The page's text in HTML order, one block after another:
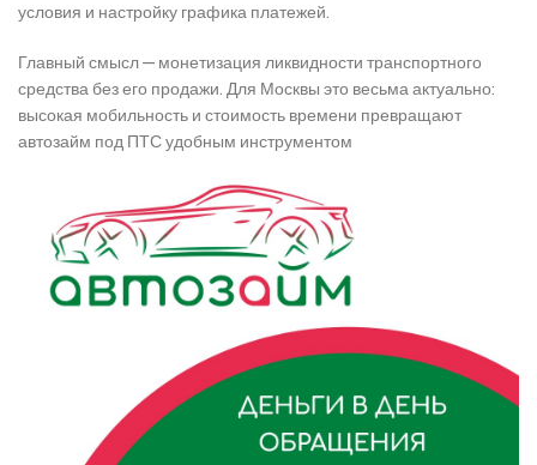
условия и настройку графика платежей.
Главный смысл — монетизация ликвидности транспортного
средства без его продажи. Для Москвы это весьма актуально:
высокая мобильность и стоимость времени превращают
автозайм под ПТС удобным инструментом